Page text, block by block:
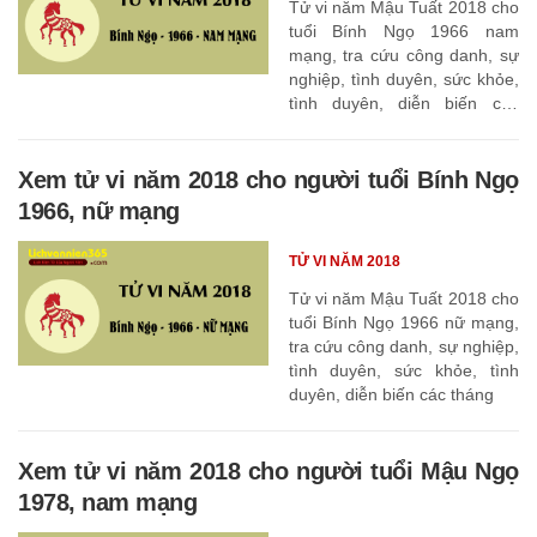
Tử vi năm Mậu Tuất 2018 cho
tuổi Bính Ngọ 1966 nam
mạng, tra cứu công danh, sự
nghiệp, tình duyên, sức khỏe,
tình duyên, diễn biến các
Xem tử vi năm 2018 cho người tuổi Bính Ngọ
1966, nữ mạng
Tử vi năm Mậu Tuất 2018 cho
tuổi Bính Ngọ 1966 nữ mạng,
tra cứu công danh, sự nghiệp,
tình duyên, sức khỏe, tình
duyên, diễn biến các tháng
TỬ VI NĂM 2018
Xem tử vi năm 2018 cho người tuổi Mậu Ngọ
1978, nam mạng